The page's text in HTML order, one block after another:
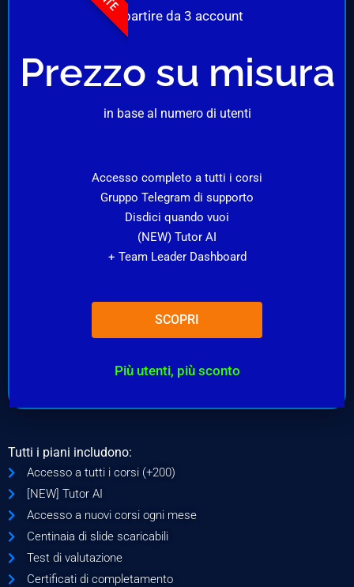
A partire da 3 account
Prezzo su misura
in base al numero di utenti
Accesso completo a tutti i corsi
Gruppo Telegram di supporto
Disdici quando vuoi
(NEW) Tutor AI
+ Team Leader Dashboard
SCOPRI
Più utenti, più sconto
Tutti i piani includono:
Accesso a tutti i corsi (+200)
[NEW] Tutor AI
Accesso a nuovi corsi ogni mese
Centinaia di slide scaricabili
Test di valutazione
Certificati di completamento